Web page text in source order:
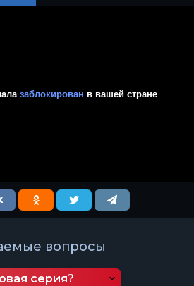
вопросы
серия?